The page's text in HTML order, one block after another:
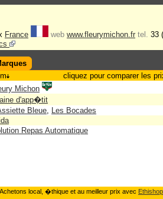
France web www.fleurymichon.fr tel. 33
cliquez pour comparer les
Michon
d'app�tit
Bleue, Les Bocades
Repas Automatique
local, �thique et au meilleur prix avec Ethishop